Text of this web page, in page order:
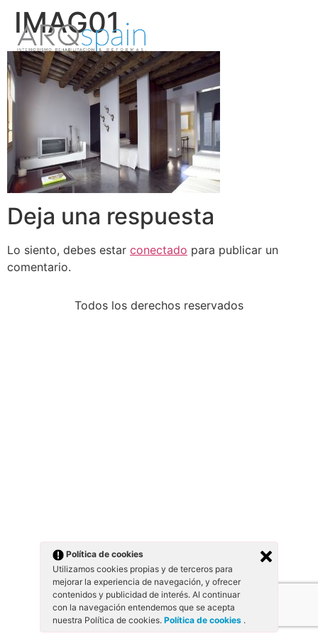
IMAG01
Deja una respuesta
Lo siento, debes estar conectado para publicar un
comentario.
Todos los derechos reservados
Política de cookies
Utilizamos cookies propias y de terceros para
mejorar la experiencia de navegación, y ofrecer
contenidos y publicidad de interés. Al continuar
con la navegación entendemos que se acepta
nuestra Política de cookies. Política de cookies .